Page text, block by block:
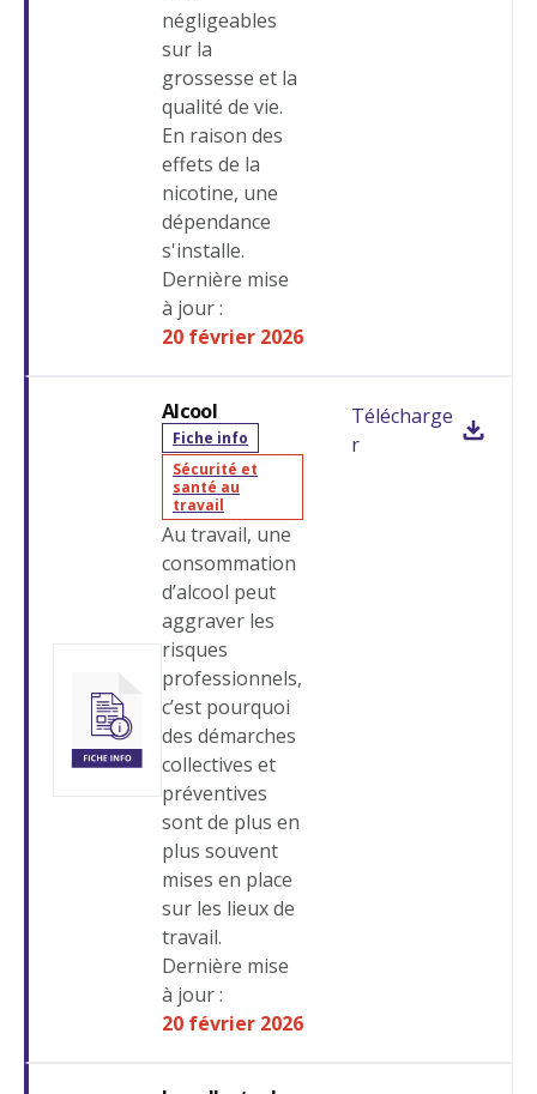
négligeables
sur la
grossesse et la
qualité de vie.
En raison des
effets de la
nicotine, une
dépendance
s'installe.
Dernière mise
à jour :
20 février 2026
Alcool
Fiche info
Sécurité et
santé au
travail
Au travail, une
consommation
d’alcool peut
aggraver les
risques
professionnels,
c’est pourquoi
des démarches
collectives et
préventives
sont de plus en
plus souvent
mises en place
sur les lieux de
travail.
Dernière mise
à jour :
20 février 2026
Télécharge
r